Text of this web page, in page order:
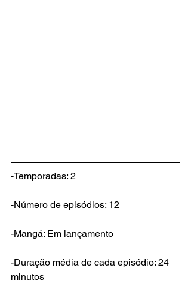
-Temporadas: 2
-Número de episódios: 12
-Mangá: Em lançamento
-Duração média de cada episódio: 24
minutos